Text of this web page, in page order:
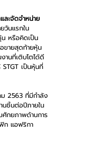
ะจัดจำหน่าย
วันแรกใน
น หรือคิดเป็น
ขายสุดท้ายหุ้น
านที่เติบโตได้ดี
เป็นหุ้นที่
2563 ที่มีกำลัง
ชิ้นต่อปีภายใน
กยภาพด้านการ
ก แอฟริกา